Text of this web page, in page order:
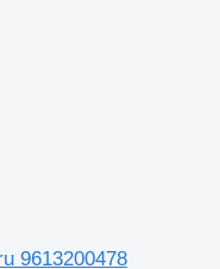
9613200478